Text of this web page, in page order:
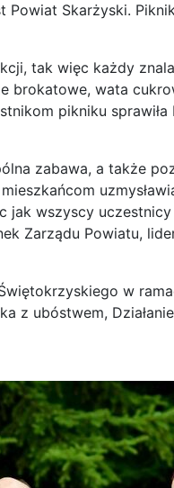
Skarżyski.
tak więc każdy
wata
pikniku sprawiła
zabawa, a także
wszyscy
Zarządu Powiatu,
w
z ubóstwem,